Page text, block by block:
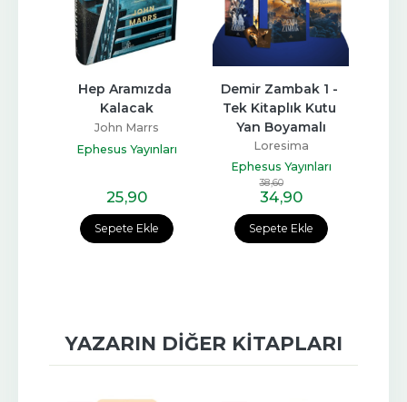
Sepete Ekle
Hep Aramızda
Kalacak
John Marrs
Ephesus Yayınları
25,90
Sepete Ekle
Demir Zambak 1 -
Tek Kitaplık Kutu
Yan Boyamalı
Loresima
Ephesus Yayınları
38,60
34,90
YAZARIN DIĞER KITAPLARI